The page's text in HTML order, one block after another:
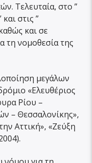
Τελευταία, στο ”
στις ”
και σε
τη νομοθεσία της
μεγάλων
«Ελευθέριος
Ρίου –
– Θεσσαλονίκης»,
Αττική», «Ζεύξη